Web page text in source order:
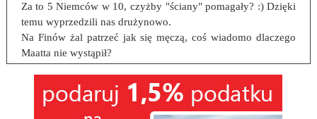
Za to 5 Niemców w 10, czyżby "ściany" pomagały? :) Dzięki
temu wyprzedzili nas drużynowo.
Na Finów żal patrzeć jak się męczą, coś wiadomo dlaczego
Maatta nie wystąpił?